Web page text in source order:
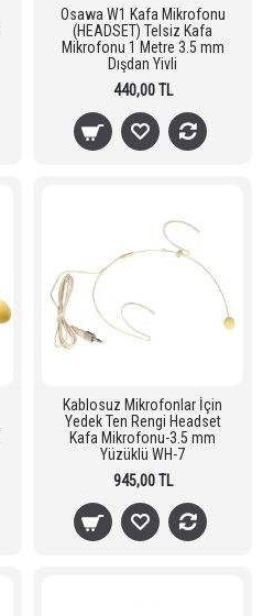
Osawa W1 Kafa Mikrofonu
(HEADSET) Telsiz Kafa
Mikrofonu 1 Metre 3.5 mm
Dışdan Yivli
440,00 TL
Kablosuz Mikrofonlar İçin
Yedek Ten Rengi Headset
Kafa Mikrofonu-3.5 mm
Yüzüklü WH-7
945,00 TL